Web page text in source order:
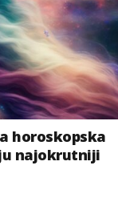
horoskopska
najokrutniji